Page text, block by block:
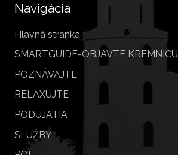
Navigácia
Hlavná stránka
SMARTGUIDE-OBJAVTE KREMNICU
POZNÁVAJTE
RELAXUJTE
PODUJATIA
SLUŽBY